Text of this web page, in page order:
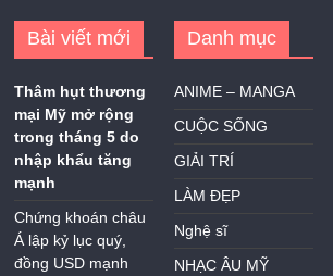
Bài viết mới
Thâm hụt thương
mại Mỹ mở rộng
trong tháng 5 do
nhập khẩu tăng
mạnh
Chứng khoán châu
Á lập kỷ lục quý,
đồng USD mạnh
Danh mục
ANIME – MANGA
CUỘC SỐNG
GIẢI TRÍ
LÀM ĐẸP
Nghệ sĩ
NHẠC ÂU MỸ